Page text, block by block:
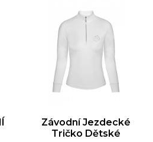
Závodní Jezdecké
Tričko Dětské